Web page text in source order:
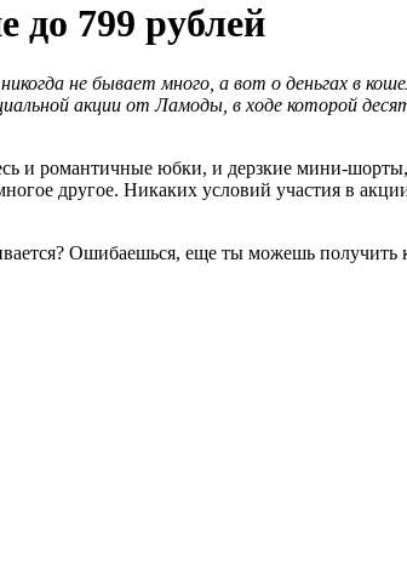
до 799 рублей
не бывает много, а вот о деньгах в
акции от Ламоды, в ходе которой
и романтичные юбки, и дерзкие мини-
другое. Никаких условий участия в
Ошибаешься, еще ты можешь получить